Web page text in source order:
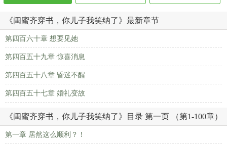
《闺蜜齐穿书，你儿子我笑纳了》最新章节
第四百六十章 想要见她
第四百五十九章 惊喜消息
第四百五十八章 昏迷不醒
第四百五十七章 婚礼变故
《闺蜜齐穿书，你儿子我笑纳了》目录 第一页 （第1-100章）
第一章 居然这么顺利？！